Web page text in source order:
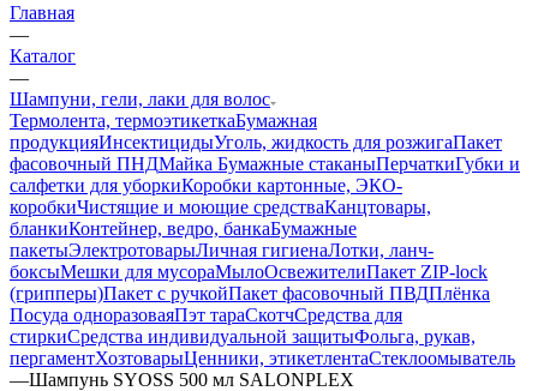
Главная
—
Каталог
—
Шампуни, гели, лаки для волос
Термолента, термоэтикеткаБумажная
продукцияИнсектицидыУголь, жидкость для розжигаПакет
фасовочный ПНДМайка Бумажные стаканыПерчаткиГубки и
салфетки для уборкиКоробки картонные, ЭКО-
коробкиЧистящие и моющие средстваКанцтовары,
бланкиКонтейнер, ведро, банкаБумажные
пакетыЭлектротоварыЛичная гигиенаЛотки, ланч-
боксыМешки для мусораМылоОсвежителиПакет ZIP-lock
(грипперы)Пакет с ручкойПакет фасовочный ПВДПлёнка
Посуда одноразоваяПэт тараСкотчСредства для
стиркиСредства индивидуальной защитыФольга, рукав,
пергаментХозтоварыЦенники, этикетлентаСтеклоомыватель
—Шампунь SYOSS 500 мл SALONPLEX